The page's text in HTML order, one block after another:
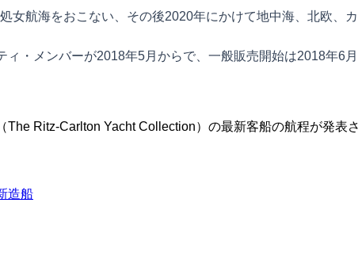
女航海をおこない、その後2020年にかけて地中海、北欧、
・メンバーが2018年5月からで、一般販売開始は2018年6月
Ritz-Carlton Yacht Collection）の最新客船の航程が発表さ
造船